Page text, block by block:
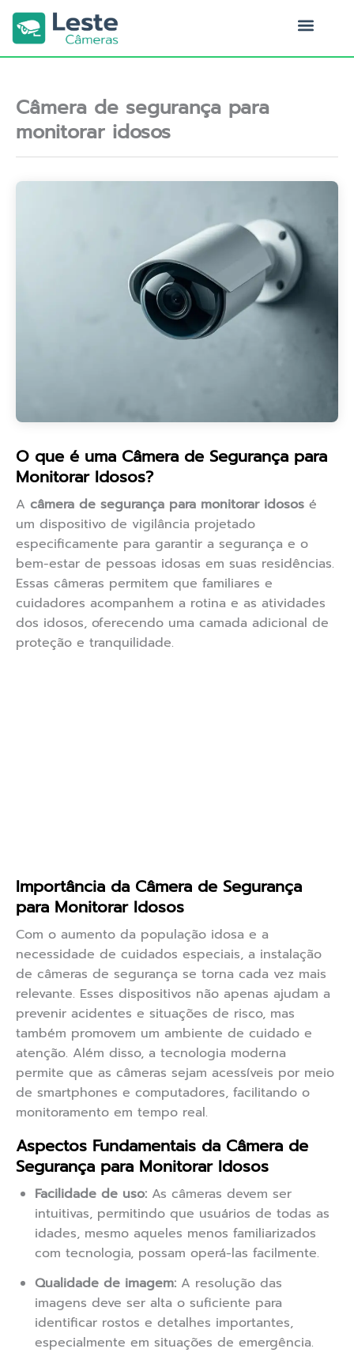
para
conteúdo
Câmera de segurança para
monitorar idosos
O que é uma Câmera de Segurança para
Monitorar Idosos?
A câmera de segurança para monitorar idosos é
um dispositivo de vigilância projetado
especificamente para garantir a segurança e o
bem-estar de pessoas idosas em suas residências.
Essas câmeras permitem que familiares e
cuidadores acompanhem a rotina e as atividades
dos idosos, oferecendo uma camada adicional de
proteção e tranquilidade.
Importância da Câmera de Segurança
para Monitorar Idosos
Com o aumento da população idosa e a
necessidade de cuidados especiais, a instalação
de câmeras de segurança se torna cada vez mais
relevante. Esses dispositivos não apenas ajudam a
prevenir acidentes e situações de risco, mas
também promovem um ambiente de cuidado e
atenção. Além disso, a tecnologia moderna
permite que as câmeras sejam acessíveis por meio
de smartphones e computadores, facilitando o
monitoramento em tempo real.
Aspectos Fundamentais da Câmera de
Segurança para Monitorar Idosos
Facilidade de uso: As câmeras devem ser
intuitivas, permitindo que usuários de todas as
idades, mesmo aqueles menos familiarizados
com tecnologia, possam operá-las facilmente.
Qualidade de imagem: A resolução das
imagens deve ser alta o suficiente para
identificar rostos e detalhes importantes,
especialmente em situações de emergência.